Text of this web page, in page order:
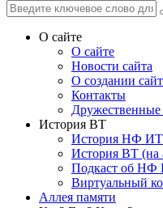
О сайте
О сайте
Новости сайта
О создании
Контакты
Дружественные
История ВТ
История НФ
История ВТ (на
Подкаст об
Виртуальный
Аллея памяти